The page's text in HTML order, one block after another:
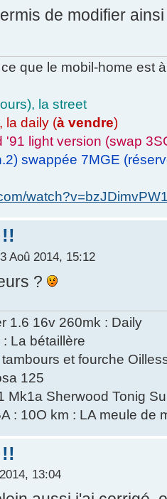
de modifier
que le mobil-home est
la street
la daily (à vendre)
'91 light version (swap
swappée 7MGE
Aoû 2014, 15:12
?
1.6 16v 260mk : Daily
La bétaillère
et fourche
125
Mk1a Sherwood Tonig
: 10O km : LA meule de
13:04